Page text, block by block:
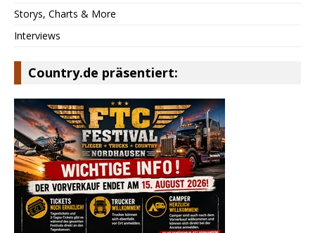
Storys, Charts & More
Interviews
Country.de präsentiert: